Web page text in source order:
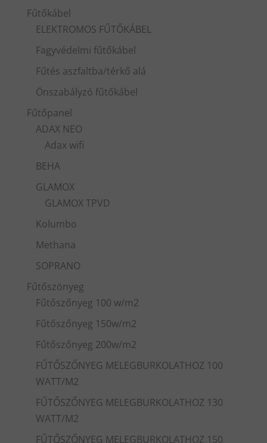
Fűtőkábel
ELEKTROMOS FŰTŐKÁBEL
Fagyvédelmi fűtőkábel
Fűtés aszfaltba/térkő alá
Önszabályzó fűtőkábel
Fűtőpanel
ADAX NEO
Adax wifi
BEHA
GLAMOX
GLAMOX TPVD
Kolumbo
Methana
SOPRANO
Fűtőszönyeg
Fűtőszőnyeg 100 w/m2
Fűtőszőnyeg 150w/m2
Fűtőszőnyeg 200w/m2
FŰTŐSZŐNYEG MELEGBURKOLATHOZ 100
WATT/M2
FŰTŐSZŐNYEG MELEGBURKOLATHOZ 130
WATT/M2
FŰTŐSZŐNYEG MELEGBURKOLATHOZ 150